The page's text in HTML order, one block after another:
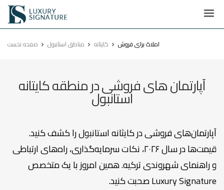
Luxury
Signature
صفحه نخست مناطق استانبول کایتانه املاک برای فروش
آپارتمان های فروشی در منطقه کایتانه
استانبول
آپارتمان‌های فروشی در کایثانه استانبول را کشف کنید.
قیمت‌ها در سال ۲۰۲۶، نکات سرمایه‌گذاری، راه‌های ارتباطی
و راهنمای شهروندی ترکیه. همین امروز با یک متخصص
Luxury Signature صحبت کنید.